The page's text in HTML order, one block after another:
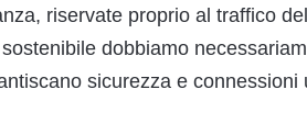
riservate proprio al traffico
dobbiamo
sicurezza e connessioni